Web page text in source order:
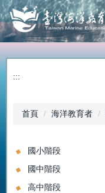
跳
到
主
要
內
:::
首頁 海洋教育者
國小階段
國中階段
高中階段